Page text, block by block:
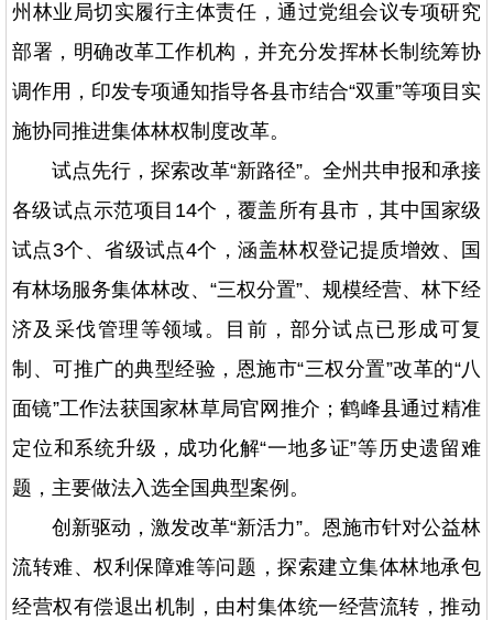
州林业局切实履行主体责任，通过党组会议专项研究
部署，明确改革工作机构，并充分发挥林长制统筹协
调作用，印发专项通知指导各县市结合“双重”等项目实
施协同推进集体林权制度改革。
试点先行，探索改革“新路径”。全州共申报和承接
各级试点示范项目14个，覆盖所有县市，其中国家级
试点3个、省级试点4个，涵盖林权登记提质增效、国
有林场服务集体林改、“三权分置”、规模经营、林下经
济及采伐管理等领域。目前，部分试点已形成可复
制、可推广的典型经验，恩施市“三权分置”改革的“八
面镜”工作法获国家林草局官网推介；鹤峰县通过精准
定位和系统升级，成功化解“一地多证”等历史遗留难
题，主要做法入选全国典型案例。
创新驱动，激发改革“新活力”。恩施市针对公益林
流转难、权利保障难等问题，探索建立集体林地承包
经营权有偿退出机制，由村集体统一经营流转，推动